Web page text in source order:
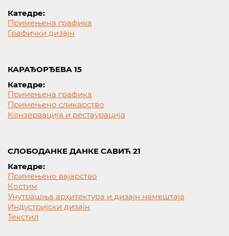
Катедре:
Примењена графика
Графички дизајн
КАРАЂОРЂЕВА 15
Катедре:
Примењена графика
Примењено сликарство
Конзервација и рестаурација
СЛОБОДАНКЕ ДАНКЕ САВИЋ 21
Катедре:
Примењено вајарство
Костим
Унутрашња архитектура и дизајн намештаја
Индустријски дизајн
Текстил